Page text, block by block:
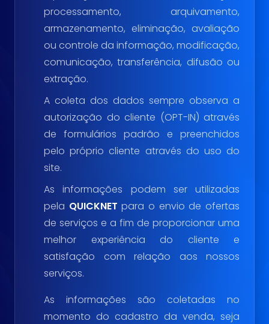
processamento, arquivamento,
armazenamento, eliminação, avaliação
ou controle da informação, modificação,
comunicação, transferência, difusão ou
extração.
A coleta dos dados sempre observa a
autorização do cliente (OPT-IN) através
de formulários padrão e preenchidos
pelo próprio cliente através do uso do
site.
As informações podem ser utilizadas
pela QUICKNET para o envio de ofertas
de serviços e a fim de proporcionar uma
melhor experiência do cliente e
satisfação com relação aos nossos
serviços.
As informações são coletadas no
momento do cadastro da venda, seja